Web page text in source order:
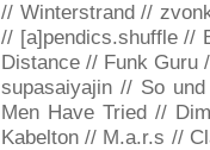
// Winterstrand //
// [a]pendics.shuffle //
Distance // Funk Guru
supasaiyajin // So
Men Have Tried //
Kabelton // M.a.r.s //